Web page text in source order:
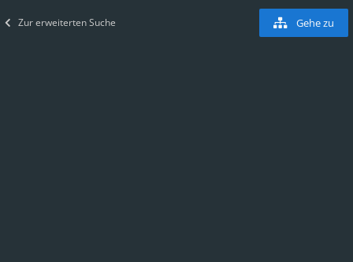
Zur erweiterten Suche Gehe zu